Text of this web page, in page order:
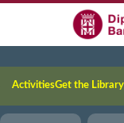
ActivitiesGet the